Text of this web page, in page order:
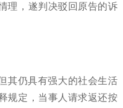
理，遂判决驳回原告的诉
其仍具有强大的社会生活
规定，当事人请求返还按